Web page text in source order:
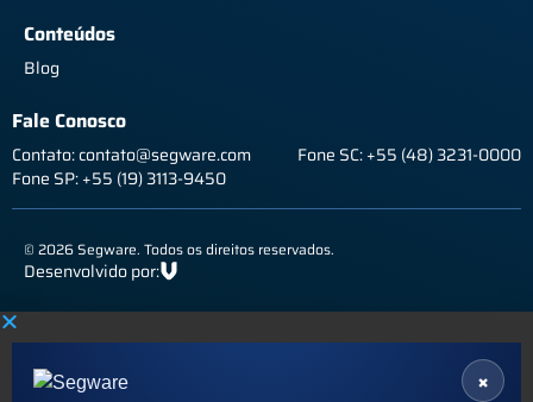
Conteúdos
Blog
Fale Conosco
Contato: contato@segware.com
Fone SC: +55 (48) 3231-0000
Fone SP: +55 (19) 3113-9450
© 2026 Segware. Todos os direitos reservados.
Desenvolvido por:
×